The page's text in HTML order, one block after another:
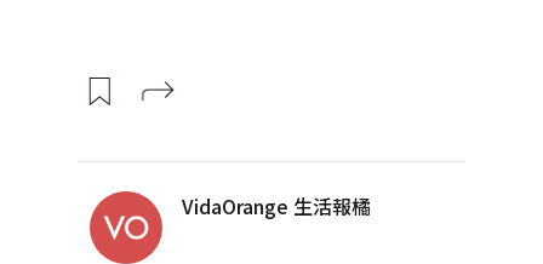
VidaOrange 生活報橘